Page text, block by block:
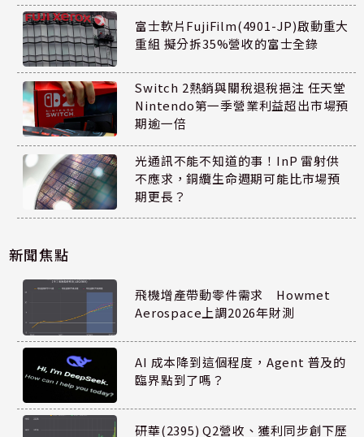
富士軟片FujiFilm(4901-JP)啟動重大
重組 擬分拆35%營收的富士全錄
Switch 2熱銷與關稅退稅挹注 任天堂
Nintendo第一季營業利益超出市場預
期逾一倍
光通訊不能不知道的事！InP 雷射供
不應求，銅纜生命週期可能比市場預
期更長？
新聞焦點
飛機增產帶動零件需求 Howmet
Aerospace上調2026年財測
AI 成本降到這個程度，Agent 普及的
臨界點到了嗎？
研華(2395) Q2營收、獲利同步創下歷